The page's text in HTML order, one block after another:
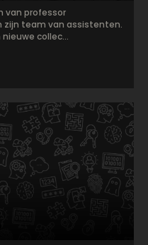
van professor
zijn team van assistenten.
collec...